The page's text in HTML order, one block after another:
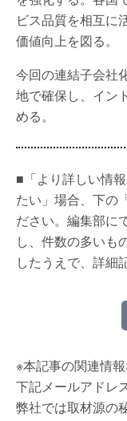
ビス品質を相互に
価値向上を図る。
今回の連結子会社
地で確保し、イン
める。
■「より詳しい情
たい」場合、下の
ださい。編集部に
し、件数の多いも
したうえで、詳細
※本記事の関連情
下記メールアドレ
弊社では取材源の